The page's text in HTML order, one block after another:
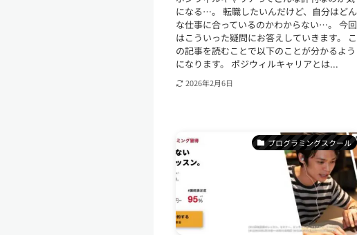
になる…。 転職したいんだけど、自分はどん
な仕事に合っているのかわからない…。 今回
はこういった疑問にお答えしていきます。 こ
の記事を読むことで以下のことが分かるよう
になります。 ポジウィルキャリアとは...
2026年2月6日
プログラミングスクール